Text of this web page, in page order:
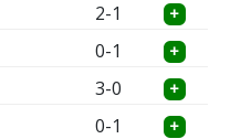
2-1 +
0-1 +
3-0 +
0-1 +